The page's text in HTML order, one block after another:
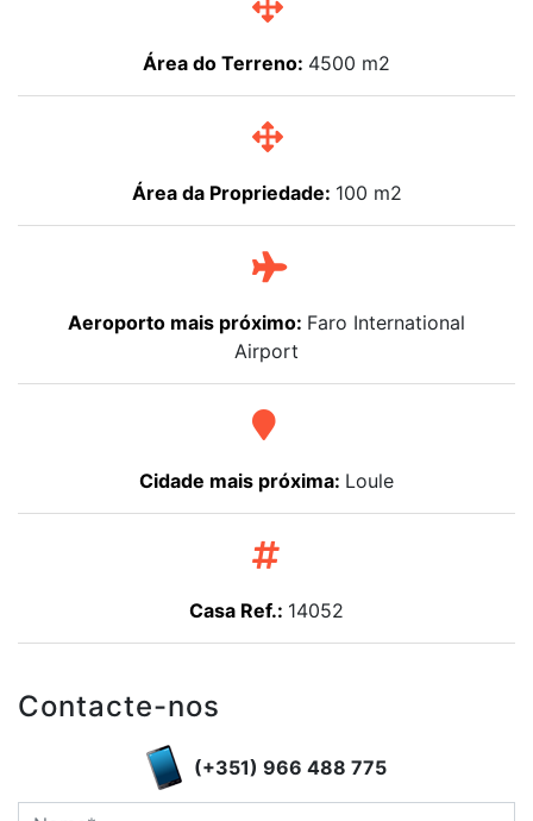
Área do Terreno: 4500 m2
Área da Propriedade: 100 m2
Aeroporto mais próximo: Faro International
Airport
Cidade mais próxima: Loule
Casa Ref.: 14052
Contacte-nos
(+351) 966 488 775